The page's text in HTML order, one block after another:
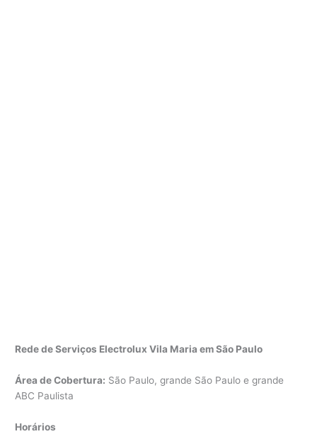
Rede de Serviços Electrolux Vila Maria em São Paulo
Área de Cobertura: São Paulo, grande São Paulo e grande
ABC Paulista
Horários